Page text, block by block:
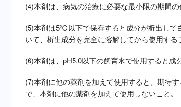
(4)本剤は、病気の治療に必要な最小限の期間
(5)本剤は5℃以下で保存すると成分が析出して
いて、析出成分を完全に溶解してから使用する
(6)本剤は、pH5.0以下の飼育水で使用すると成
(7)本剤に他の薬剤を加えて使用すると、期待
で、本剤に他の薬剤を加えて使用しないこと。